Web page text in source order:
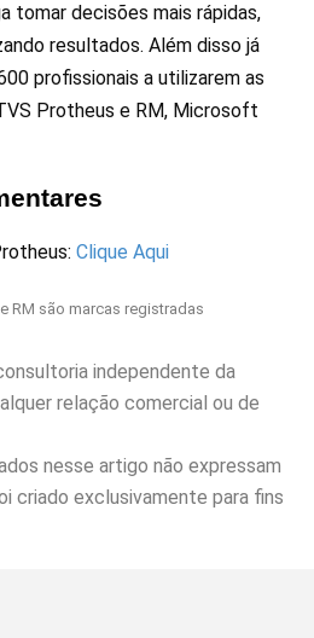
tomar decisões mais rápidas,
resultados. Além disso já
profissionais a utilizarem as
Protheus e RM, Microsoft
Clique Aqui
RM são marcas registradas
independente da
relação comercial ou de
nesse artigo não expressam
criado exclusivamente para fins